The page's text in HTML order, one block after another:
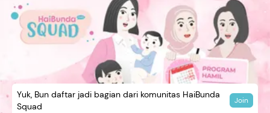
Yuk, Bun daftar jadi bagian dari komunitas HaiBunda
Squad
Join